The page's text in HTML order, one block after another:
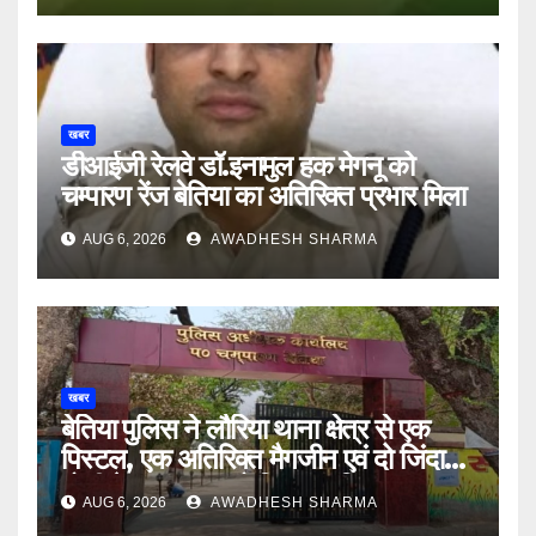
खबर
डीआईजी रेलवे डॉ.इनामुल हक मेगनू को
चम्पारण रेंज बेतिया का अतिरिक्त प्रभार मिला
AUG 6, 2026 AWADHESH SHARMA
खबर
बेतिया पुलिस ने लौरिया थाना क्षेत्र से एक
पिस्टल, एक अतिरिक्त मैगजीन एवं दो जिंदा
गोली के साथ एक को गिरफ्तार दिया
AUG 6, 2026 AWADHESH SHARMA